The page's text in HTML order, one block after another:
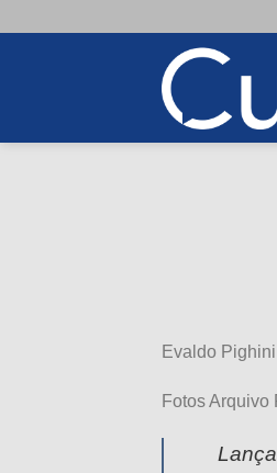
Evaldo Pighini
Fotos